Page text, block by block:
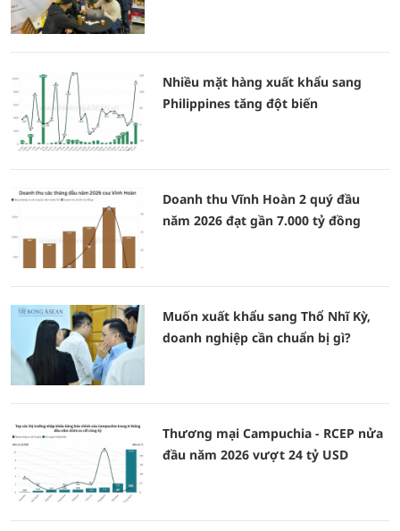
Nhiều mặt hàng xuất khẩu sang
Philippines tăng đột biến
Doanh thu Vĩnh Hoàn 2 quý đầu
năm 2026 đạt gần 7.000 tỷ đồng
Muốn xuất khẩu sang Thổ Nhĩ Kỳ,
doanh nghiệp cần chuẩn bị gì?
Thương mại Campuchia - RCEP nửa
đầu năm 2026 vượt 24 tỷ USD